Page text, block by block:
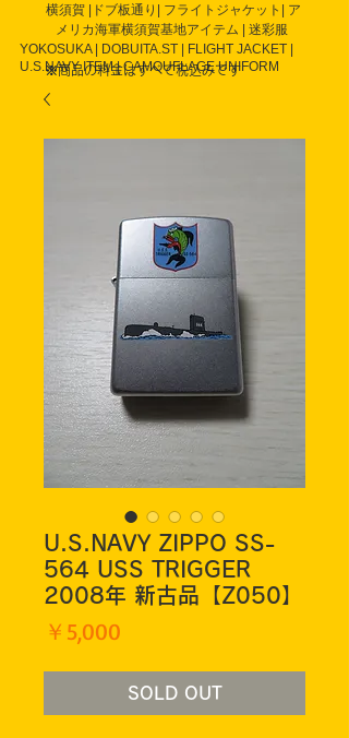
横須賀 |ドブ板通り| フライト ジャケット| ア
メリカ海軍横須賀基地アイテム | 迷彩服
YOKOSUKA | DOBUITA.ST | FLIGHT JACKET |
U.S.NAVY ITEM | CAMOUFLAGE UNIFORM
※商品の料金はすべて税込みです
U.S.NAVY ZIPPO SS-
564 USS TRIGGER
2008年 新古品【Z050】
￥5,000
SOLD OUT